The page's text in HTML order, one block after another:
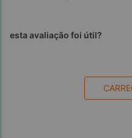
esta avaliação foi útil?